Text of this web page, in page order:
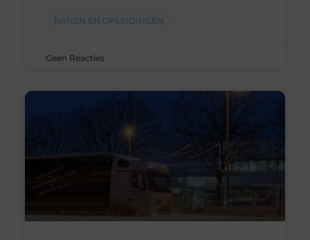
BANEN EN OPLEIDINGEN
Geen Reacties